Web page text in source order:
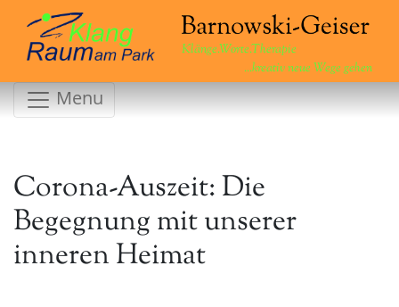
Klänge.Worte.Therapie
...kreativ neue Wege gehen
Menu
Corona-Auszeit: Die
Begegnung mit unserer
inneren Heimat